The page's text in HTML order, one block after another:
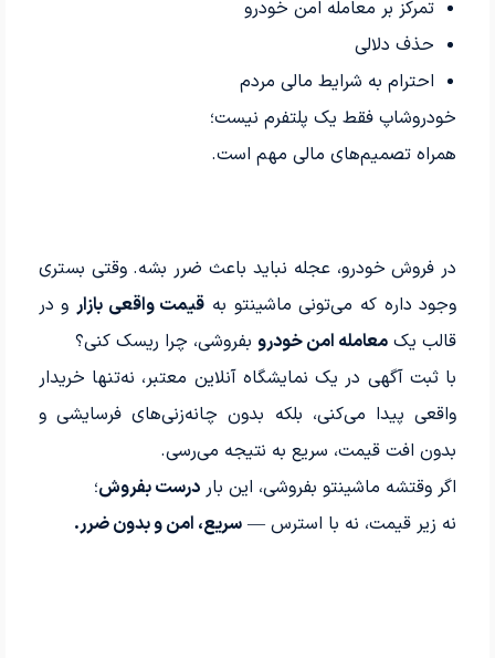
تمرکز بر معامله امن خودرو
حذف دلالی
احترام به شرایط مالی مردم
خودروشاپ فقط یک پلتفرم نیست؛
همراه تصمیم‌های مالی مهم است.
در فروش خودرو، عجله نباید باعث ضرر بشه. وقتی بستری
وجود داره که می‌تونی ماشینتو به قیمت واقعی بازارو در
قالب یک معامله امن خودروبفروشی، چرا ریسک کنی؟
با ثبت آگهی در یک نمایشگاه آنلاین معتبر، نه‌تنها خریدار
واقعی پیدا می‌کنی، بلکه بدون چانه‌زنی‌های فرسایشی و
بدون افت قیمت، سریع به نتیجه می‌رسی.
اگر وقتشه ماشینتو بفروشی، این بار درست بفروش؛
نه زیر قیمت، نه با استرس — سریع، امن و بدون ضرر.